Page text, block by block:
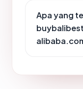
Apa yang